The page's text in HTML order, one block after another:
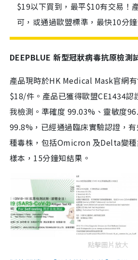
$19以下買到，最平$10有交易！
可，或通過歐盟標準，最快10分鐘
DEEPBLUE 新型冠狀病毒抗原檢測
產品現時於HK Medical Mask官網
$18/件。產品已獲得歐盟CE1434認
我檢測。準確度 99.03%、靈敏度
99.8%，已經通過臨床實驗認證，
種毒株，包括Omicron 及Delta變
樣本，15分鐘知結果。
點擊圖片放大